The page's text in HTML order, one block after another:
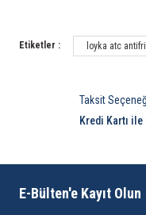
Etiketler : loyka atc
Taksit
Kredi Kartı
E-Bülten'e Kayıt Olun